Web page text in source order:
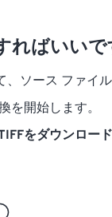
ればいいで
ソース ファイル
を開始します。
TIFFをダウンロード